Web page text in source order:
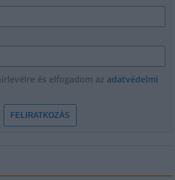
és elfogadom az adatvédelmi
FELIRATKOZÁS